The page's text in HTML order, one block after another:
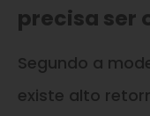
precisa ser
Segundo a
existe alto